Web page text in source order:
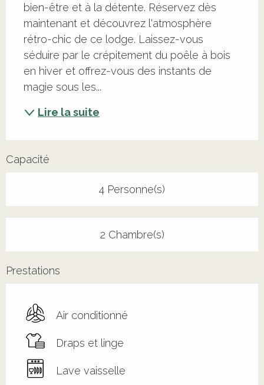
bien-être et à la détente. Réservez dès
maintenant et découvrez l'atmosphère
rétro-chic de ce lodge. Laissez-vous
séduire par le crépitement du poêle à bois
en hiver et offrez-vous des instants de
magie sous les...
Lire la suite
Capacité
4 Personne(s)
2 Chambre(s)
Prestations
Air conditionné
Draps et linge
Lave vaisselle